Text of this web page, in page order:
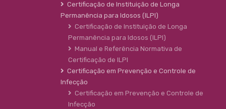
Certificação de Instituição de Longa
Permanência para Idosos (ILPI)
Certificação de Instituição de Longa
Permanência para Idosos (ILPI)
Manual e Referência Normativa de
Certificação de ILPI
Certificação em Prevenção e Controle de
Infecção
Certificação em Prevenção e Controle de
Infecção